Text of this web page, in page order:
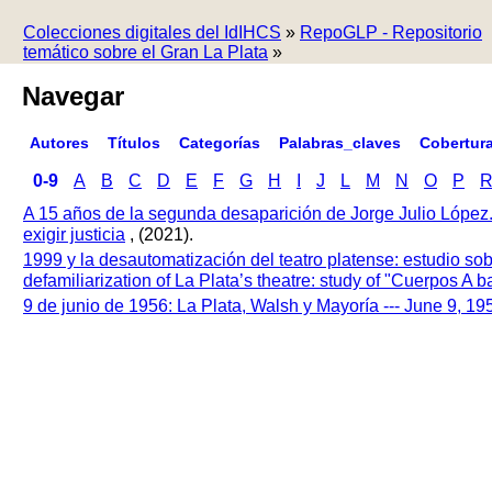
Colecciones digitales del IdIHCS » RepoGLP - Repositorio
temático sobre el Gran La Plata »
Navegar
Autores Títulos Categorías Palabras_claves
0-9 A B C D E F G H J L M N O P
R
A 15 años de la segunda desaparición de Jorge Julio
exigir justicia , (2021).
1999 y la desautomatización del teatro platense: estudio
defamiliarization of La Plata’s theatre: study of "Cuerpos A
9 de junio de 1956: La Plata, Walsh y Mayoría --- June 9,